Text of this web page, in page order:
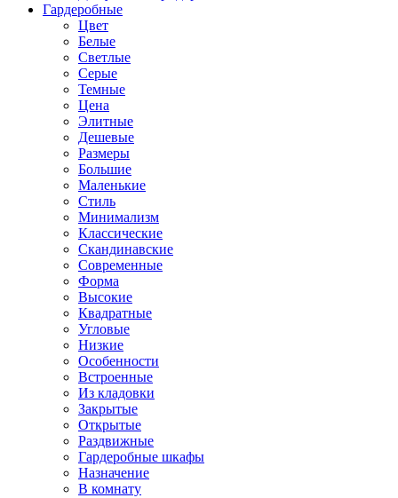
Гардеробные
Цвет
Белые
Светлые
Серые
Темные
Цена
Элитные
Дешевые
Размеры
Большие
Маленькие
Стиль
Минимализм
Классические
Скандинавские
Современные
Форма
Высокие
Квадратные
Угловые
Низкие
Особенности
Встроенные
Из кладовки
Закрытые
Открытые
Раздвижные
Гардеробные шкафы
Назначение
В комнату